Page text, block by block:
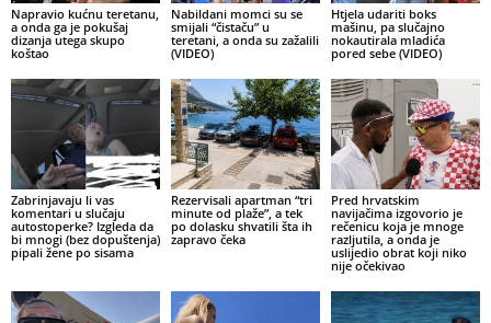
Napravio kućnu teretanu,
a onda ga je pokušaj
dizanja utega skupo
koštao
Nabildani momci su se
smijali “čistaču” u
teretani, a onda su zažalili
(VIDEO)
Htjela udariti boks
mašinu, pa slučajno
nokautirala mladića
pored sebe (VIDEO)
Zabrinjavaju li vas
komentari u slučaju
autostoperke? Izgleda da
bi mnogi (bez dopuštenja)
pipali žene po sisama
Rezervisali apartman “tri
minute od plaže”, a tek
po dolasku shvatili šta ih
zapravo čeka
Pred hrvatskim
navijačima izgovorio je
rečenicu koja je mnoge
razljutila, a onda je
uslijedio obrat koji niko
nije očekivao